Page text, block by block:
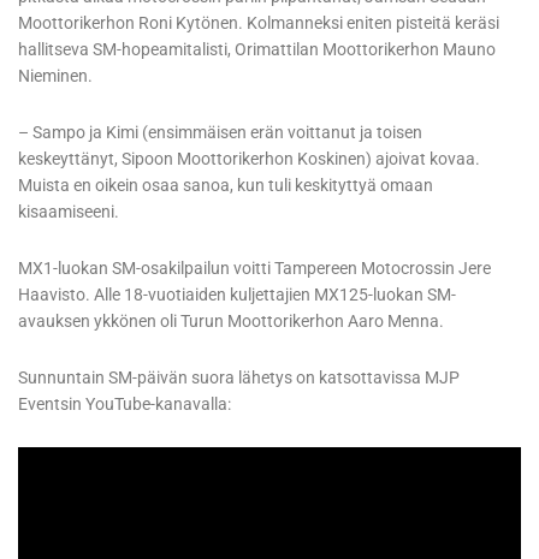
Moottorikerhon Roni Kytönen. Kolmanneksi eniten pisteitä keräsi
hallitseva SM-hopeamitalisti, Orimattilan Moottorikerhon Mauno
Nieminen.
– Sampo ja Kimi (ensimmäisen erän voittanut ja toisen
keskeyttänyt, Sipoon Moottorikerhon Koskinen) ajoivat kovaa.
Muista en oikein osaa sanoa, kun tuli keskityttyä omaan
kisaamiseeni.
MX1-luokan SM-osakilpailun voitti Tampereen Motocrossin Jere
Haavisto. Alle 18-vuotiaiden kuljettajien MX125-luokan SM-
avauksen ykkönen oli Turun Moottorikerhon Aaro Menna.
Sunnuntain SM-päivän suora lähetys on katsottavissa MJP
Eventsin YouTube-kanavalla: